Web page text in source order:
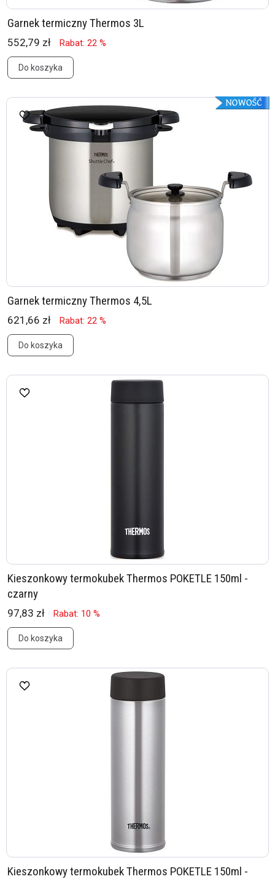
Garnek termiczny Thermos 3L
552,79 zł Rabat: 22 %
Do koszyka
Garnek termiczny Thermos 4,5L
621,66 zł Rabat: 22 %
Do koszyka
Kieszonkowy termokubek Thermos POKETLE 150ml -
czarny
97,83 zł Rabat: 10 %
Do koszyka
Kieszonkowy termokubek Thermos POKETLE 150ml -